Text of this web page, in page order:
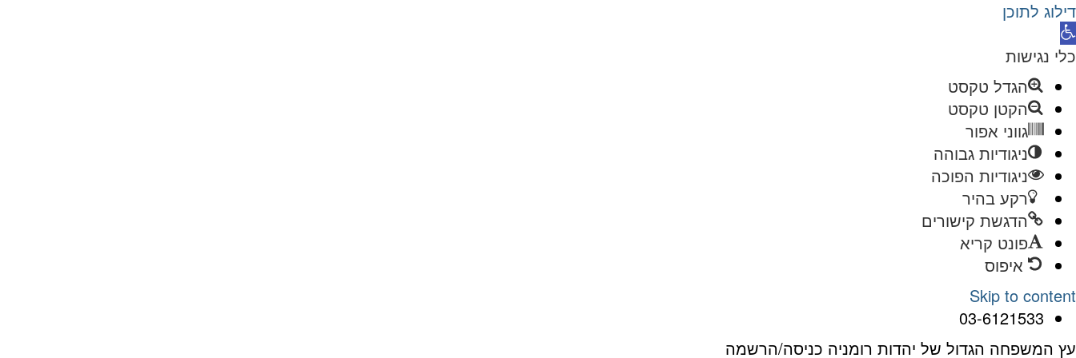
דילוג לתוכן
פתח
סרגל
נגישות
כלי נגישות
הגדל טקסט
הקטן טקסט
גווני אפור
ניגודיות גבוהה
ניגודיות הפוכה
רקע בהיר
הדגשת קישורים
פונט קריא
איפוס
Skip to content
03-6121533
עץ המשפחה הגדול של יהדות רומניה כניסה/הרשמה